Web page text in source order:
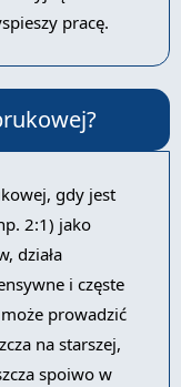
pracę.
gdy jest
2:1) jako
działa
i częste
prowadzić
na starszej,
spoiwo w